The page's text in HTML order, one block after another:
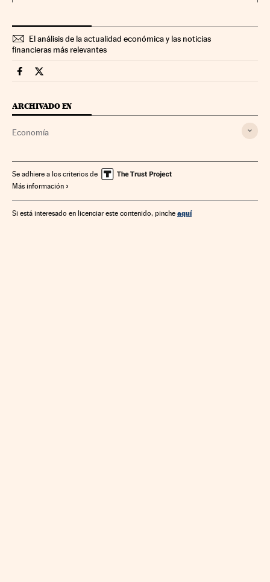
El análisis de la actualidad económica y las noticias
financieras más relevantes
Economia Cinco Días en Facebook
Economia Cinco Días en Twitter
ARCHIVADO EN
Economía
Se adhiere a los criterios de
Más información
Si está interesado en licenciar este contenido, pinche aquí